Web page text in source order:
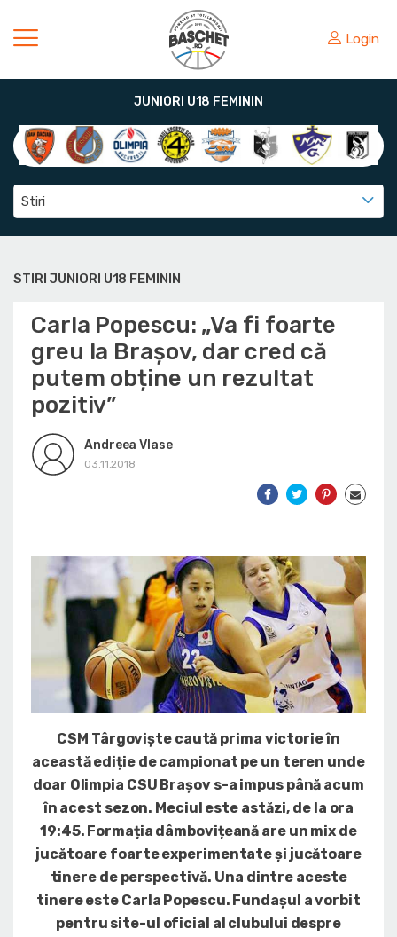
Login
JUNIORI U18 FEMININ
Stiri
STIRI JUNIORI U18 FEMININ
Carla Popescu: „Va fi foarte
greu la Brașov, dar cred că
putem obține un rezultat
pozitiv”
Andreea Vlase
03.11.2018
CSM Târgoviște caută prima victorie în
această ediție de campionat pe un teren unde
doar Olimpia CSU Brașov s-a impus până acum
în acest sezon. Meciul este astăzi, de la ora
19:45. Formația dâmbovițeană are un mix de
jucătoare foarte experimentate și jucătoare
tinere de perspectivă. Una dintre aceste
tinere este Carla Popescu. Fundașul a vorbit
pentru site-ul oficial al clubului despre